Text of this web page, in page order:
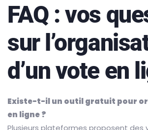
FAQ : vos
sur
d’un vote en
Existe-t-il un outil gratuit pour
en ligne ?